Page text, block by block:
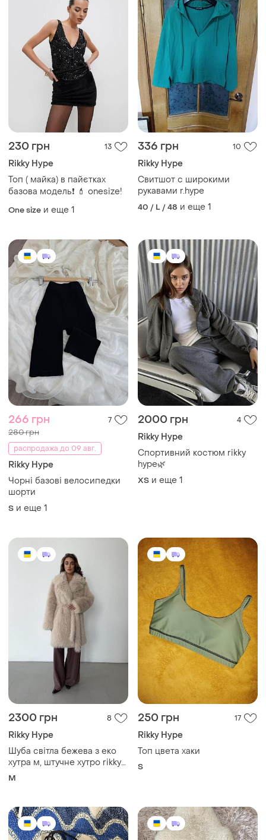
230 грн 13
Rikky Hype
Топ ( майка) в пайєтках
базова модель❗ 💄 оnesize!
One size и еще 1
336 грн 10
Rikky Hype
Свитшот с широкими
рукавами r.hype
40 / L / 48 и еще 1
266 грн 7
280 грн
распродажа до 09 авг.
Rikky Hype
Чорні базові велосипедки
шорти
S и еще 1
2000 грн 4
Rikky Hype
Спортивний костюм rikky
hype🌿
ХS и еще 1
2300 грн 8
Rikky Hype
Шуба світла бежева з еко
хутра м, штучне хутро rikky
hype
M
250 грн 17
Rikky Hype
Топ цвета хаки
S